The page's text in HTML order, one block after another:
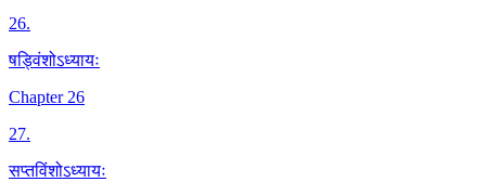
26.
षड्विंशोऽध्यायः
Chapter 26
27.
सप्तविंशोऽध्यायः